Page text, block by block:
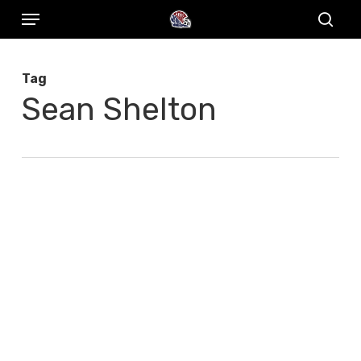
Skip
content
Menu
Tag
Sean Shelton